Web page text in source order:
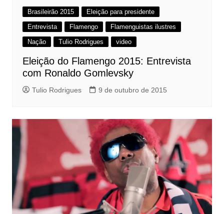
Brasileirão 2015
Eleição para presidente
Entrevista
Flamengo
Flamenguistas ilustres
Nação
Tulio Rodrigues video
Eleição do Flamengo 2015: Entrevista
com Ronaldo Gomlevsky
Tulio Rodrigues 9 de outubro de 2015